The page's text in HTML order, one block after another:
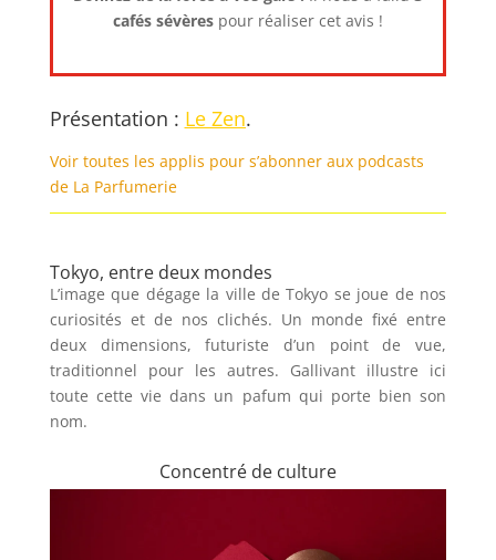
cafés sévères pour réaliser cet avis !
Présentation : Le Zen.
Voir toutes les applis pour s’abonner aux podcasts
de La Parfumerie
Tokyo, entre deux mondes
L’image que dégage la ville de Tokyo se joue de nos
curiosités et de nos clichés. Un monde fixé entre
deux dimensions, futuriste d’un point de vue,
traditionnel pour les autres. Gallivant illustre ici
toute cette vie dans un pafum qui porte bien son
nom.
Concentré de culture